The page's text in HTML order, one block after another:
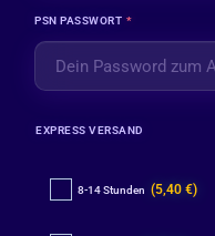
PSN PASSWORT *
EXPRESS VERSAND
8-14 Stunden (5,40 €)